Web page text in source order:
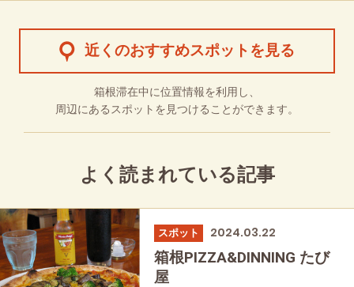
近くのおすすめスポットを見る
箱根滞在中に位置情報を利用し、
周辺にあるスポットを見つけることができます。
よく読まれている記事
スポット 2024.03.22
箱根PIZZA&DINNING たび
屋